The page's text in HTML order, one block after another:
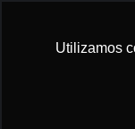
Utilizamos